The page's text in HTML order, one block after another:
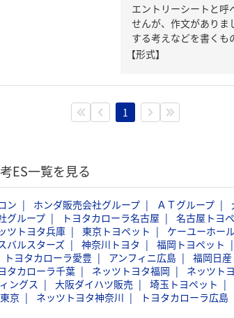
エントリーシートと呼
せんが、作文がありま
する考えなどを書くも
【形式】
1
ES一覧を見る
ン ホンダ販売会社グループ ＡＴグループ
グループ トヨタカローラ名古屋 名古屋トヨ
ツトヨタ兵庫 東京トヨペット ケーユーホー
バルスターズ 神奈川トヨタ 福岡トヨペット
トヨタカローラ愛豊 アンフィニ広島 福岡日産
タカローラ千葉 ネッツトヨタ福岡 ネッツト
ングス 大阪ダイハツ販売 埼玉トヨペット
京 ネッツトヨタ神奈川 トヨタカローラ広島